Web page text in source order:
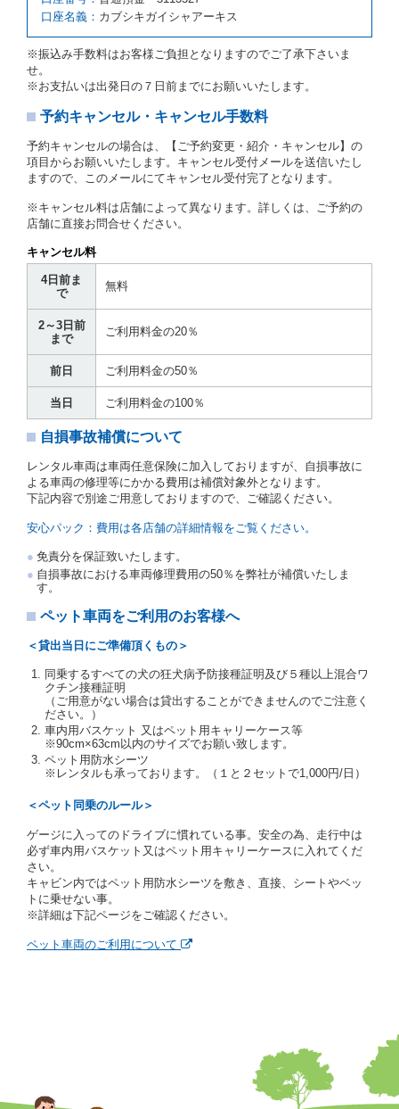
第６条（免責）
当社及び借受人は、予約が取り消され、又は貸渡契約
が締結されなかったことについて、第４条及び第５条
に定める場合を除き、相互に何らの請求をしないもの
とします。
第３章／貸 渡 し
第７条（貸渡契約の締結）
借受人は第２条第１項に定める借受条件を明示し、当
貸渡契約を締結するものとします。ただし、貸し渡す
ことができるレンタカーがない場合又は借受人若しく
は運転者が第８条第１項若しくは第２項各号のいずれ
かに該当する場合を除きます。
貸渡契約を締結した場合、借受人は当社に第１0条第
１項に定める貸渡料金を支払うものとします。
運転者の義務と定められた事項を遵守するものとしま
す。
当社は、監督官庁の基本通達（注１）に基づき、貸渡
運転者の氏名、住所、運転免許の種類及び運転免許証
写しを添付するため、貸渡契約の締結にあたり、借受
人に対し、借受人の指定する運転者（以下「運転者」
といいます。）の運転免許証の提示を求めるほか、そ
の写しの提出を求めることがあります。この場合、借
受人は、自己が運転者であるときは自己の運転免許証
の運転免許証を提示するものとします。
交通局長通達「レンタカーに関する基本通達」（自
旅第138号 平成7年6月13日）の２．(10)及び(11)の
注２）運転免許証とは、道路交通法第９２条に規定
される運転免許証のうち、道路交通法施行規則第１
９条別記様式第１４の書式の運転免許証をいいま
す。
当社は、貸渡契約の締結にあたり、借受人及び運転者
に対し、運転免許証のほかに本人確認ができる書類の
提示を求め、及び提出された書類の写しをとることが
あります。
当社は、貸渡契約の締結にあたり、借受期間中に借受
人及び運転者と連絡するための携帯電話番号等の告知
を求めます。
レジットカード若しくは現金による支払いを求め、又
借受人は契約後の借受期間の延長はできないものとし
ます。
当社は、借受人又は運転者が前3項に従わない場合
は、貸渡契約の締結を拒絶するとともに、予約を取消
すことができるものとします。なお、この場合の予約
のとします。
有していないとき、又は運転免許証の提示をせず、
もしくは当社が求めたにもかかわらず、その運転者
の運転免許証の写しの提出に同意しないとき。 ②
酒気を帯びていると認められるとき。
口座名義： カブシキガイシャアーキス
※振込み手数料はお客様ご負担となりますのでご了承下さいま
せ。
※お支払いは出発日の７日前までにお願いいたします。
予約キャンセル・キャンセル手数料
予約キャンセルの場合は、【ご予約変更・紹介・キャンセル】の
項目からお願いいたします。キャンセル受付メールを送信いたし
ますので、このメールにてキャンセル受付完了となります。
※キャンセル料は店舗によって異なります。詳しくは、ご予約の
店舗に直接お問合せください。
キャンセル料
4日前ま
で
無料
2～3日前
まで
ご利用料金の20％
前日 ご利用料金の50％
当日 ご利用料金の100％
自損事故補償について
レンタル車両は車両任意保険に加入しておりますが、自損事故に
よる車両の修理等にかかる費用は補償対象外となります。
下記内容で別途ご用意しておりますので、ご確認ください。
安心パック：費用は各店舗の詳細情報をご覧ください。
免責分を保証致いたします。
自損事故における車両修理費用の50％を弊社が補償いたしま
す。
ペット車両をご利用のお客様へ
＜貸出当日にご準備頂くもの＞
同乗するすべての犬の狂犬病予防接種証明及び５種以上混合ワ
クチン接種証明
（ご用意がない場合は貸出することができませんのでご注意く
ださい。）
車内用バスケット 又はペット用キャリーケース等
※90cm×63cm以内のサイズでお願い致します。
ペット用防水シーツ
※レンタルも承っております。（１と２セットで1,000円/日）
＜ペット同乗のルール＞
ゲージに入ってのドライブに慣れている事。安全の為、走行中は
必ず車内用バスケット又はペット用キャリーケースに入れてくだ
さい。
キャビン内ではペット用防水シーツを敷き、直接、シートやベッ
トに乗せない事。
※詳細は下記ページをご確認ください。
ペット車両のご利用について